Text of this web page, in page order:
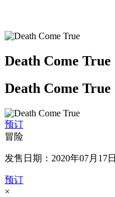
Death Come True
Death Come True
预订
冒险
发售日期：2020年07月17日
预订
×